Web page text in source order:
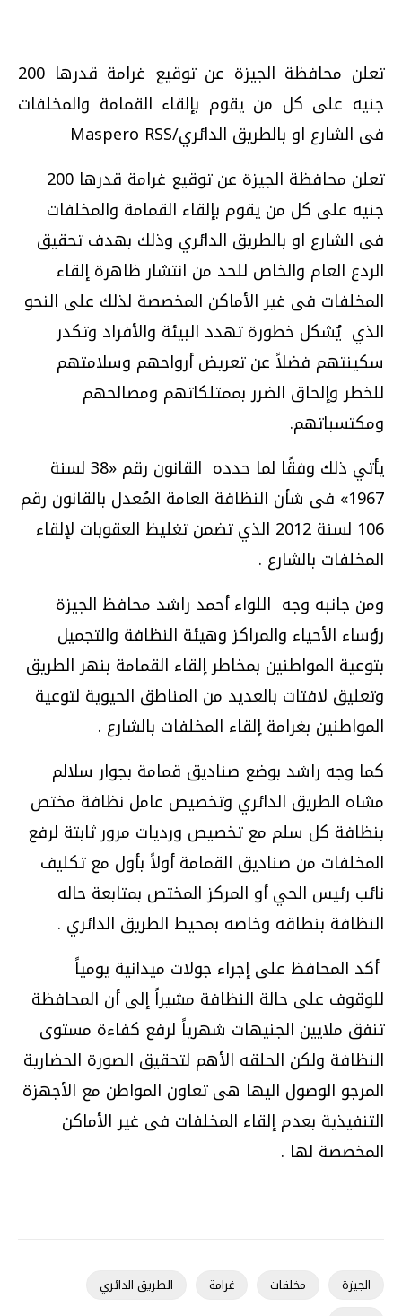
تعلن محافظة الجيزة عن توقيع غرامة قدرها 200
جنيه على كل من يقوم بإلقاء القمامة والمخلفات
فى الشارع او بالطريق الدائري/Maspero RSS
تعلن محافظة الجيزة عن توقيع غرامة قدرها 200
جنيه على كل من يقوم بإلقاء القمامة والمخلفات
فى الشارع او بالطريق الدائري وذلك بهدف تحقيق
الردع العام والخاص للحد من انتشار ظاهرة إلقاء
المخلفات فى غير الأماكن المخصصة لذلك على النحو
الذي يُشكل خطورة تهدد البيئة والأفراد وتكدر
سكينتهم فضلاً عن تعريض أرواحهم وسلامتهم
للخطر وإلحاق الضرر بممتلكاتهم ومصالحهم
ومكتسباتهم.
يأتي ذلك وفقًا لما حدده القانون رقم «38 لسنة
1967» فى شأن النظافة العامة المُعدل بالقانون رقم
106 لسنة 2012 الذي تضمن تغليظ العقوبات لإلقاء
المخلفات بالشارع .
ومن جانبه وجه اللواء أحمد راشد محافظ الجيزة
رؤساء الأحياء والمراكز وهيئة النظافة والتجميل
بتوعية المواطنين بمخاطر إلقاء القمامة بنهر الطريق
وتعليق لافتات بالعديد من المناطق الحيوية لتوعية
المواطنين بغرامة إلقاء المخلفات بالشارع .
كما وجه راشد بوضع صناديق قمامة بجوار سلالم
مشاه الطريق الدائري وتخصيص عامل نظافة مختص
بنظافة كل سلم مع تخصيص ورديات مرور ثابتة لرفع
المخلفات من صناديق القمامة أولاً بأول مع تكليف
نائب رئيس الحي أو المركز المختص بمتابعة حاله
النظافة بنطاقه وخاصه بمحيط الطريق الدائري .
أكد المحافظ على إجراء جولات ميدانية يومياً
للوقوف على حالة النظافة مشيراً إلى أن المحافظة
تنفق ملايين الجنيهات شهرياً لرفع كفاءة مستوى
النظافة ولكن الحلقه الأهم لتحقيق الصورة الحضارية
المرجو الوصول اليها هى تعاون المواطن مع الأجهزة
التنفيذية بعدم إلقاء المخلفات فى غير الأماكن
المخصصة لها .
الجيزة مخلفات غرامة
الطريق الدائري